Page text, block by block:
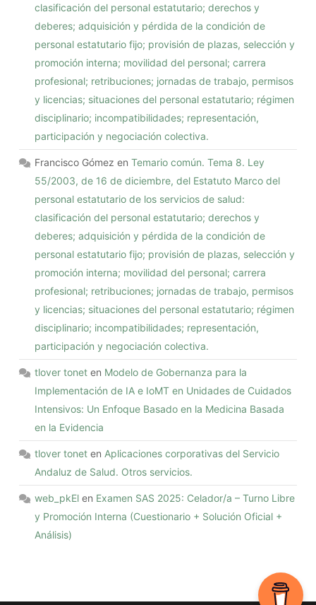
clasificación del personal estatutario; derechos y
deberes; adquisición y pérdida de la condición de
personal estatutario fijo; provisión de plazas, selección y
promoción interna; movilidad del personal; carrera
profesional; retribuciones; jornadas de trabajo, permisos
y licencias; situaciones del personal estatutario; régimen
disciplinario; incompatibilidades; representación,
participación y negociación colectiva.
Francisco Gómez enTemario común. Tema 8. Ley
55/2003, de 16 de diciembre, del Estatuto Marco del
personal estatutario de los servicios de salud:
clasificación del personal estatutario; derechos y
deberes; adquisición y pérdida de la condición de
personal estatutario fijo; provisión de plazas, selección y
promoción interna; movilidad del personal; carrera
profesional; retribuciones; jornadas de trabajo, permisos
y licencias; situaciones del personal estatutario; régimen
disciplinario; incompatibilidades; representación,
participación y negociación colectiva.
tlover tonet en Modelo de Gobernanza para la
Implementación de IA e IoMT en Unidades de Cuidados
Intensivos: Un Enfoque Basado en la Medicina Basada
en la Evidencia
tlover tonet en Aplicaciones corporativas del Servicio
Andaluz de Salud. Otros servicios.
web_pkEl en Examen SAS 2025: Celador/a – Turno Libre
y Promoción Interna (Cuestionario + Solución Oficial +
Análisis)